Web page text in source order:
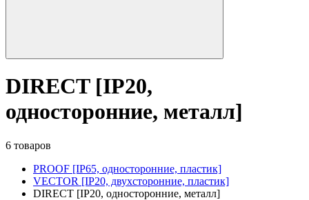
DIRECT [IP20,
односторонние, металл]
6 товаров
PROOF [IP65, односторонние, пластик]
VECTOR [IP20, двухсторонние, пластик]
DIRECT [IP20, односторонние, металл]